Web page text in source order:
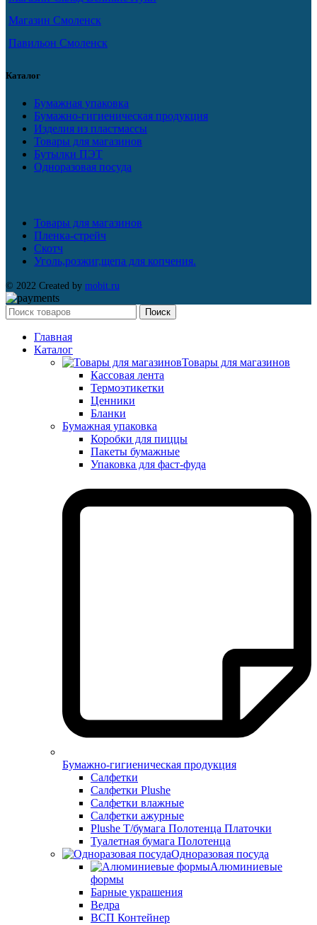
Магазин Смоленск
Павильон Смоленск
Каталог
Бумажная упаковка
Бумажно-гигиеническая продукция
Изделия из пластмассы
Товары для магазинов
Бутылки ПЭТ
Одноразовая посуда
Товары для магазинов
Пленка-стрейч
Скотч
Уголь,розжиг,щепа для копчения.
© 2022 Created by mobit.ru
Поиск
Главная
Каталог
Товары для магазинов
Кассовая лента
Термоэтикетки
Ценники
Бланки
Бумажная упаковка
Коробки для пиццы
Пакеты бумажные
Упаковка для фаст-фуда
Бумажно-гигиеническая продукция
Салфетки
Салфетки Plushe
Салфетки влажные
Салфетки ажурные
Plushe Т/бумага Полотенца Платочки
Туалетная бумага Полотенца
Одноразовая посуда
Алюминиевые
формы
Барные украшения
Ведра
ВСП Контейнер